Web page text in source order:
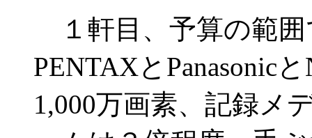
１軒目、予算の範
PENTAXとPanasonic
1,000万画素、記録メ